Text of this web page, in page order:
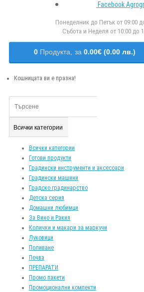
Facebook
Понеделник до Петък от 09:00
Събота и Неделя от 10:00 до
0 Продукта, за 0.00€ (0.00 лв.)
Кошницата ви е празна!
Всички категории
Всички категории
Готови продукти
Градински инструменти и аксесоари
Градински машини
Градско градинарство
Детска серия
Домашни любимци
За Вино и Ракия
Колички и макари за маркучи
Луковици
Поливане
Почва
ПРЕПАРАТИ
Промо пакети
Промоционални компекти